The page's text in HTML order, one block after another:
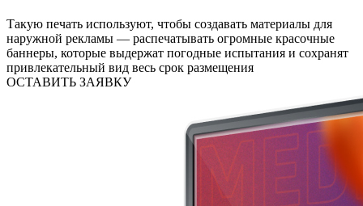
Такую печать используют, чтобы создавать материалы для
наружной рекламы — распечатывать огромные красочные
баннеры, которые выдержат погодные испытания и сохранят
привлекательный вид весь срок размещения
ОСТАВИТЬ ЗАЯВКУ